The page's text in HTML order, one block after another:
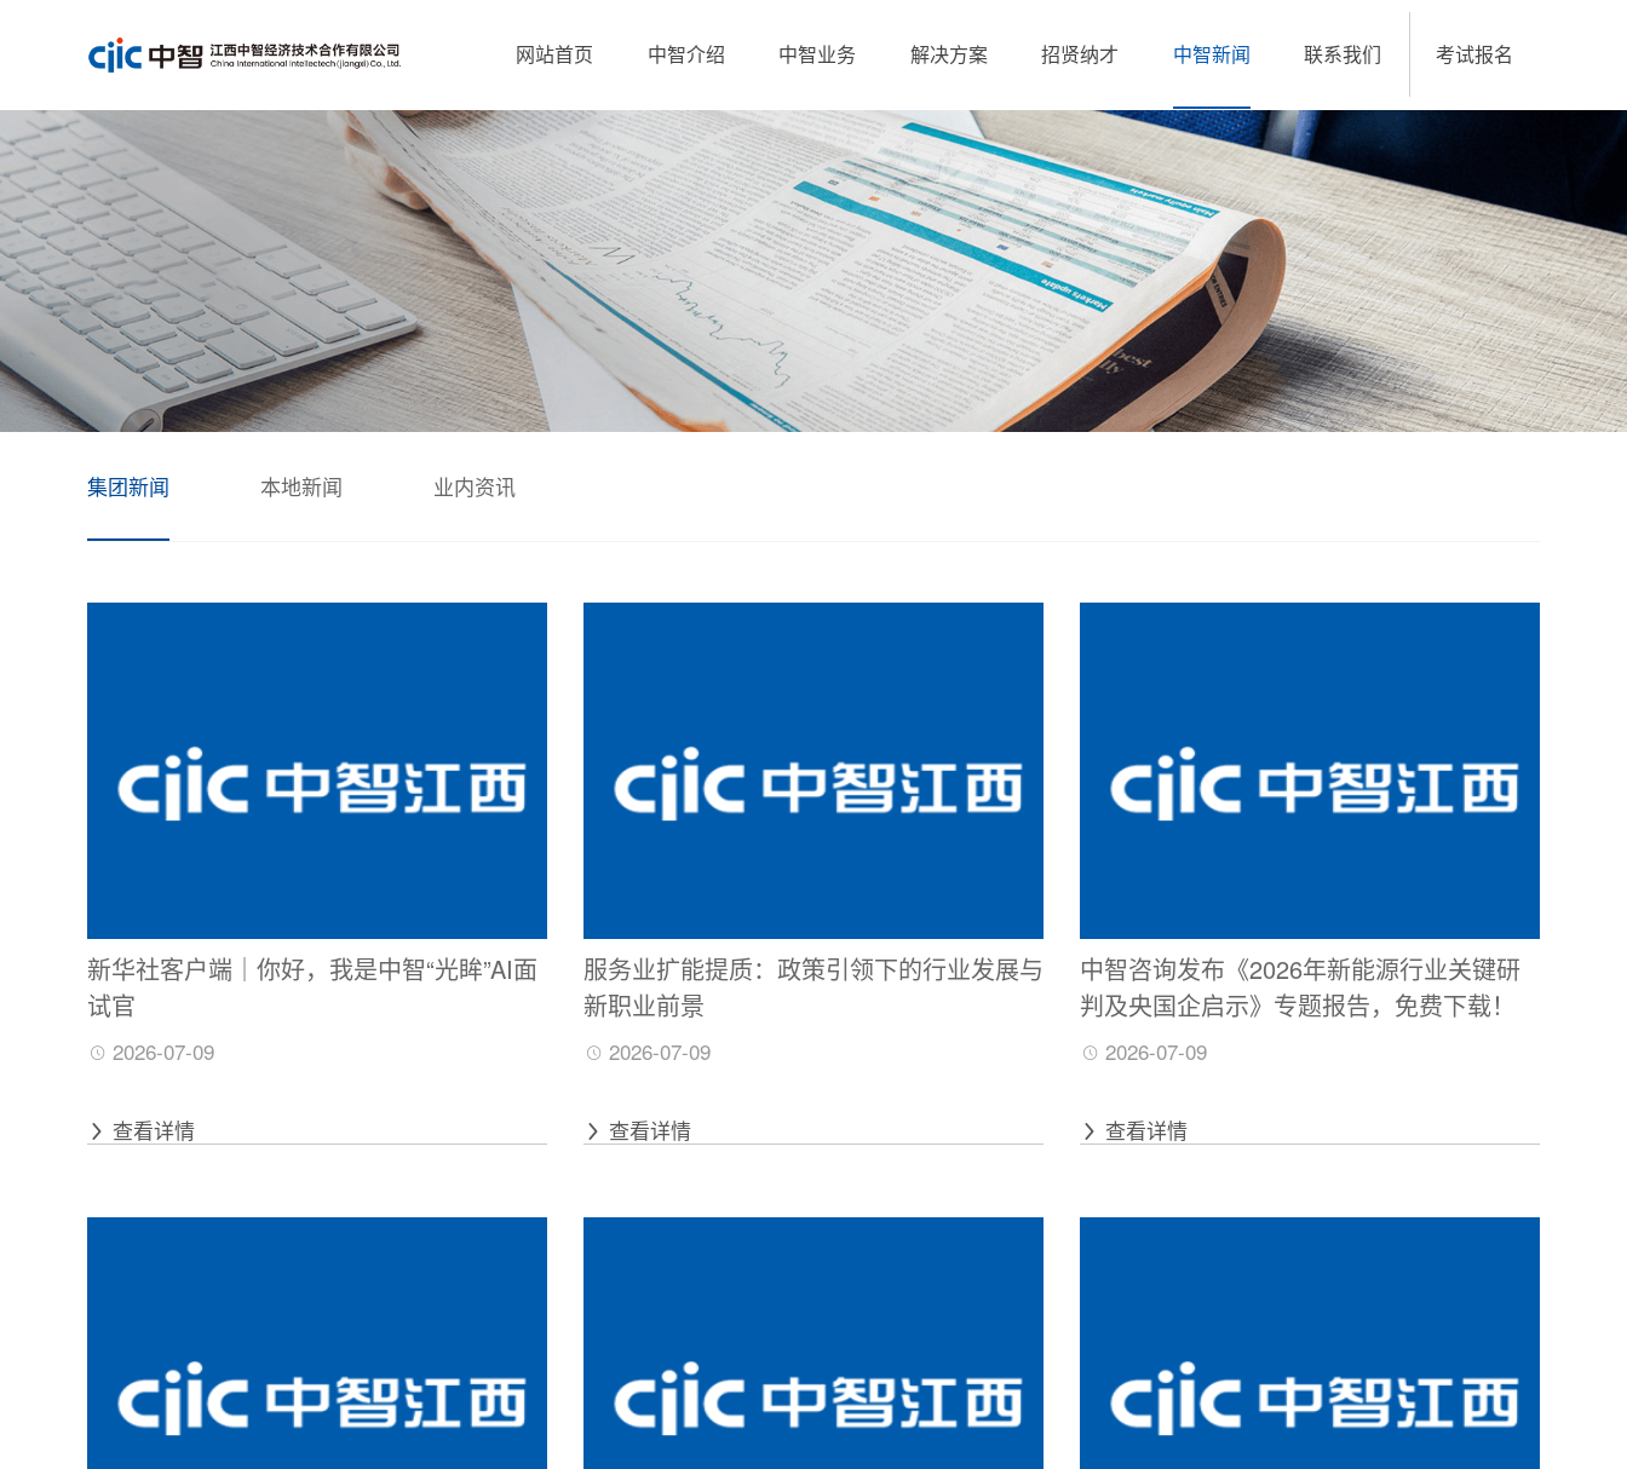
网站首页 中智介绍
中智集团简介
中智江西简介
企业文化
我们的优势
资质与荣誉
中智业务 解决方案 招贤纳才
招聘中心
中智招聘网
中智新闻 联系我们 考试报名
我的考试
集团新闻 本地新闻 业内资讯
新华社客户端｜你好，我是中智“光眸”AI面
试官
2026-07-09
查看详情
服务业扩能提质：政策引领下的行业发展与
新职业前景
2026-07-09
查看详情
​中智咨询发布《2026年新能源行业关键研
判及央国企启示》专题报告，免费下载！
2026-07-09
查看详情